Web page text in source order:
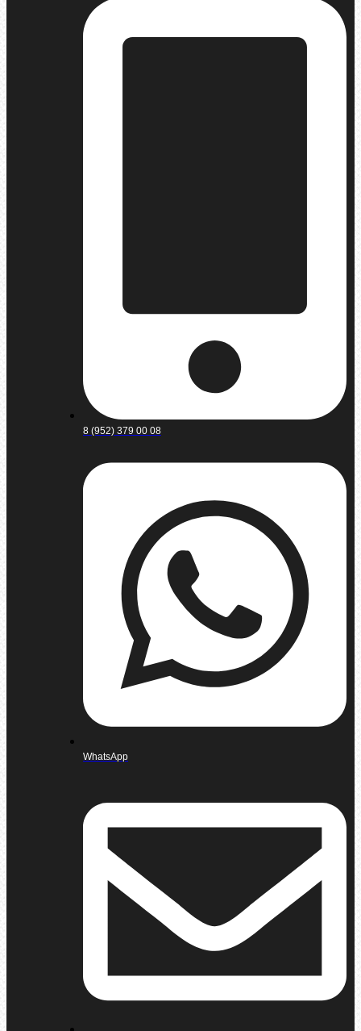
8 (952) 379 00 08
WhatsApp